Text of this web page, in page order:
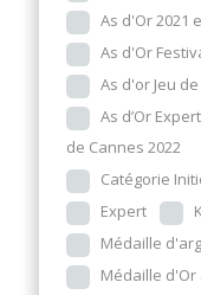
As d'Or 2021
As d'Or
As d'or Jeu
As d’Or
de Cannes 2022
Catégorie
Expert
Médaille
Médaille d'Or